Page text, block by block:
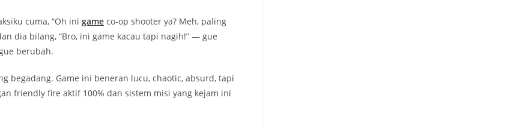
cuma, “Oh ini game co-op shooter ya? Meh, paling
dia bilang, “Bro, ini game kacau tapi nagih!” — gue
berubah.
begadang. Game ini beneran lucu, chaotic, absurd, tapi
friendly fire aktif 100% dan sistem misi yang kejam ini